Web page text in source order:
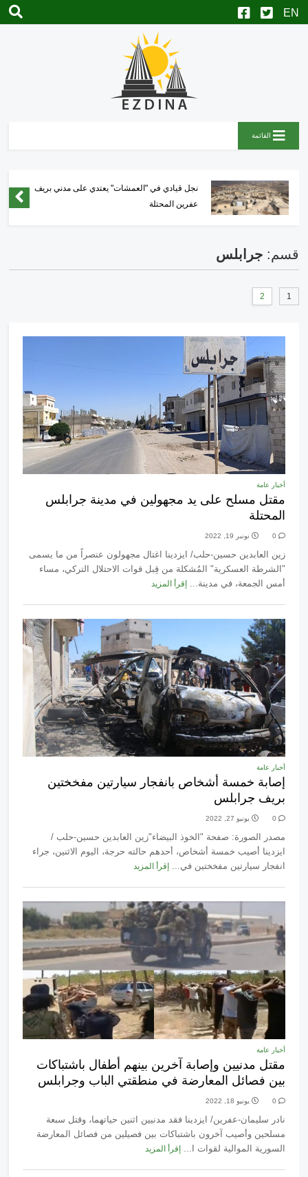
القائمة
نجل قيادي في "العمشات" يعتدي على مدني بريف
عفرين المحتلة
قسم:جرابلس
1
2
أخبار عامة
مقتل مسلح على يد مجهولين في مدينة جرابلس
المحتلة
0 نونبر 19, 2022
زين العابدين حسين-حلب/ ايزدينا اغتال مجهولون عنصراً من ما يسمى
"الشرطة العسكرية" المُشكلة من قِبل قوات الاحتلال التركي، مساء
أمس الجمعة، في مدينة...
إقرأ المزيد
أخبار عامة
إصابة خمسة أشخاص بانفجار سيارتين مفخختين
بريف جرابلس
0 يونيو 27, 2022
مصدر الصورة: صفحة "الخوذ البيضاء"زين العابدين حسين-حلب /
ايزدينا أصيب خمسة أشخاص، أحدهم حالته حرجة، اليوم الاثنين، جراء
انفجار سيارتين مفخختين في...
إقرأ المزيد
أخبار عامة
مقتل مدنيين وإصابة آخرين بينهم أطفال باشتباكات
بين فصائل المعارضة في منطقتي الباب وجرابلس
0 يونيو 18, 2022
نادر سليمان-عفرين/ ايزدينا فقد مدنيين اثنين حياتهما، وقتل سبعة
مسلحين وأصيب آخرون باشتباكات بين فصيلين من فصائل المعارضة
السورية الموالية لقوات ا...
إقرأ المزيد